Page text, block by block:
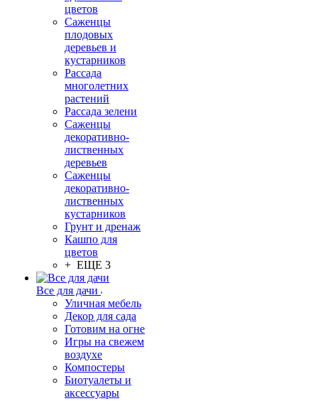
цветов
Саженцы
плодовых
деревьев и
кустарников
Рассада
многолетних
растений
Рассада зелени
Саженцы
декоративно-
лиственных
деревьев
Саженцы
декоративно-
лиственных
кустарников
Грунт и дренаж
Кашпо для
цветов
+ ЕЩЕ 3
Все для дачи
Уличная мебель
Декор для сада
Готовим на огне
Игры на свежем
воздухе
Компостеры
Биотуалеты и
аксессуары